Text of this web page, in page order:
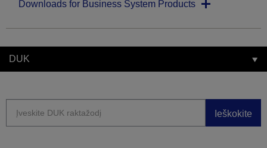
Downloads for Business System Products
DUK
Ieškokite